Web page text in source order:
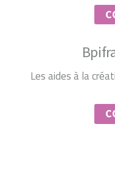
Les aides à la